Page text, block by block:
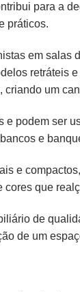
para a
práticos.
em salas
retráteis
criando um
e podem ser
e
e
cores que
de
de um